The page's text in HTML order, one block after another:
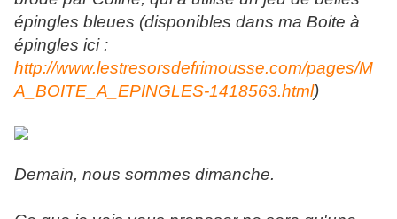
épingles bleues (disponibles dans ma Boite à
épingles ici :
http://www.lestresorsdefrimousse.com/pages/M
A_BOITE_A_EPINGLES-1418563.html)
Demain, nous sommes dimanche.